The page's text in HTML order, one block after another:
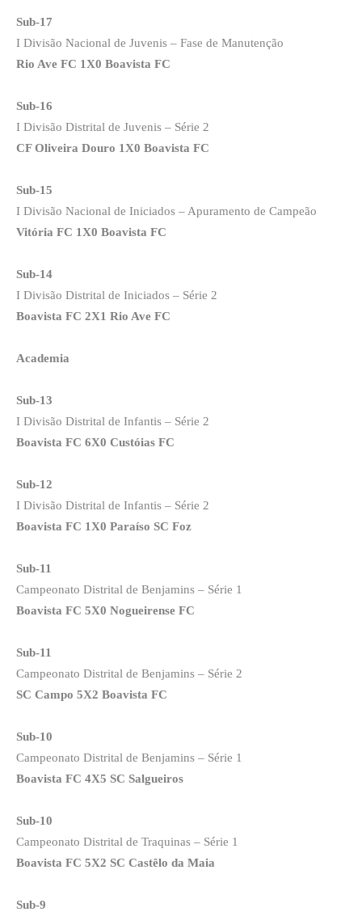
Sub-17
I Divisão Nacional de Juvenis – Fase de Manutenção
Rio Ave FC 1X0 Boavista FC
Sub-16
I Divisão Distrital de Juvenis – Série 2
CF Oliveira Douro 1X0 Boavista FC
Sub-15
I Divisão Nacional de Iniciados – Apuramento de Campeão
Vitória FC 1X0 Boavista FC
Sub-14
I Divisão Distrital de Iniciados – Série 2
Boavista FC 2X1 Rio Ave FC
Academia
Sub-13
I Divisão Distrital de Infantis – Série 2
Boavista FC 6X0 Custóias FC
Sub-12
I Divisão Distrital de Infantis – Série 2
Boavista FC 1X0 Paraíso SC Foz
Sub-11
Campeonato Distrital de Benjamins – Série 1
Boavista FC 5X0 Nogueirense FC
Sub-11
Campeonato Distrital de Benjamins – Série 2
SC Campo 5X2 Boavista FC
Sub-10
Campeonato Distrital de Benjamins – Série 1
Boavista FC 4X5 SC Salgueiros
Sub-10
Campeonato Distrital de Traquinas – Série 1
Boavista FC 5X2 SC Castêlo da Maia
Sub-9